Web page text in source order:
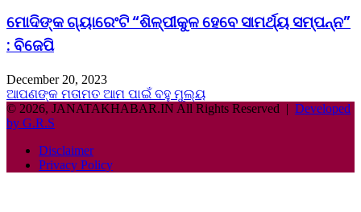
ମୋଦିଙ୍କ ଗ୍ୟାରେଂଟି “ଶିଳ୍ପୀକୁଳ ହେବେ ସାମର୍ଥ୍ୟ ସମ୍ପନ୍ନ”
: ବିଜେପି
December 20, 2023
ଆପଣଙ୍କ ମତାମତ ଆମ ପାଇଁ ବହୁ ମୁଲ୍ୟ
© 2026, JANATAKHABAR.IN All Rights Reserved | Developed
by G.R.S
Disclaimer
Privacy Policy